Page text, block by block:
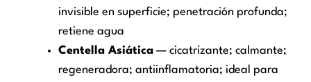
invisible en superficie; penetración profunda;
retiene agua
Centella Asiática — cicatrizante; calmante;
regeneradora; antiinflamatoria; ideal para